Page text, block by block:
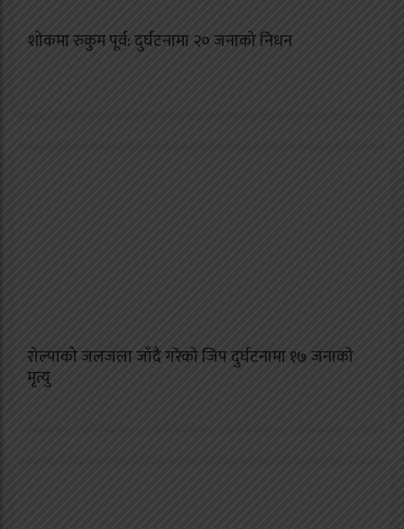
शोकमा रुकुम पूर्व: दुर्घटनामा २० जनाको निधन
रोल्पाको जलजला जाँदै गरेको जिप दुर्घटनामा १७ जनाको
मृत्यु